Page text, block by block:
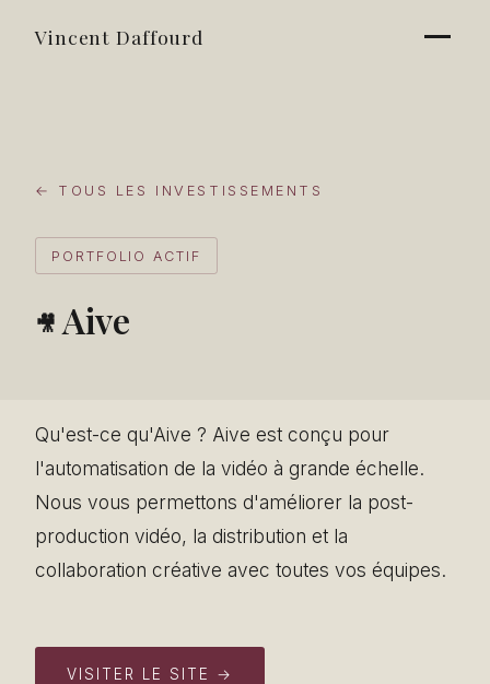
Vincent Daffourd
← TOUS LES INVESTISSEMENTS
PORTFOLIO ACTIF
🎥 Aive
Qu'est-ce qu'Aive ? Aive est conçu pour
l'automatisation de la vidéo à grande échelle.
Nous vous permettons d'améliorer la post-
production vidéo, la distribution et la
collaboration créative avec toutes vos équipes.
VISITER LE SITE →